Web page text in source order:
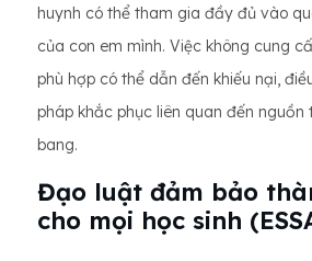
huynh có thể tham gia đầy đủ vào
của con em mình. Việc không cung
phù hợp có thể dẫn đến khiếu nại,
pháp khắc phục liên quan đến nguồn
bang.
Đạo luật đảm bảo
cho mọi học sinh